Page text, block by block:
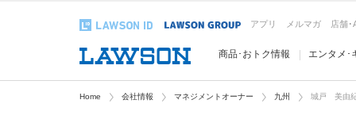
アプリ メルマガ 店舗･
商品･おトク情報 エンタメ･
Home 会社情報 マネジメントオーナー 九州 城戸 美由